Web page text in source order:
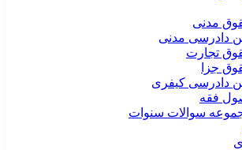
مدنی
دادرسی مدنی
تجارت
جزا
دادرسی کیفری
فقه
سوالات سنوات